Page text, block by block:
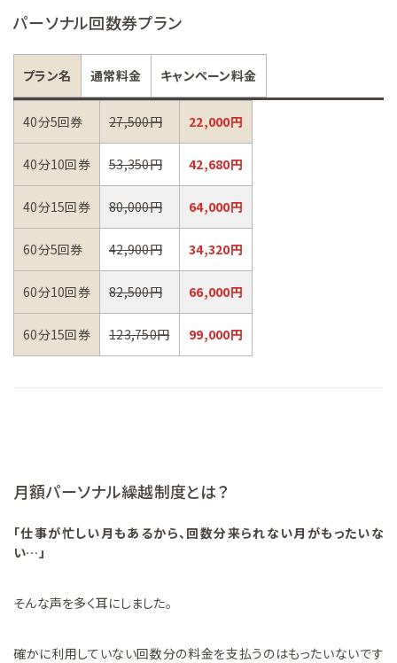
パーソナル回数券プラン
プラン名 通常料金 キャンペーン料金
40分5回券 27,500円 22,000円
40分10回券 53,350円 42,680円
40分15回券 80,000円 64,000円
60分5回券 42,900円 34,320円
60分10回券 82,500円 66,000円
60分15回券 123,750円 99,000円
月額パーソナル繰越制度とは？
「仕事が忙しい月もあるから、回数分来られない月がもったいな
い…」
そんな声を多く耳にしました。
確かに利用していない回数分の料金を支払うのはもったいないです